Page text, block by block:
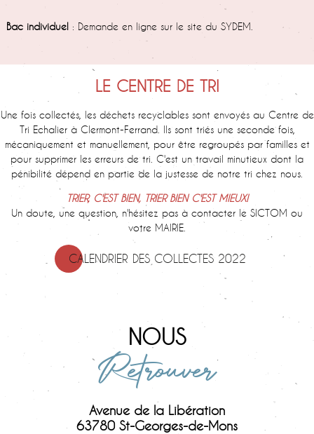
Bac individuel : Demande en ligne sur le site du SYDEM.
LE CENTRE DE TRI
Une fois collectés, les déchets recyclables sont envoyés au Centre de
Tri Echalier à Clermont-Ferrand. Ils sont triés une seconde fois,
mécaniquement et manuellement, pour être regroupés par familles et
pour supprimer les erreurs de tri. C'est un travail minutieux dont la
pénibilité dépend en partie de la justesse de notre tri chez nous.
TRIER, C'EST BIEN, TRIER BIEN C'EST MIEUX!
Un doute, une question, n'hésitez pas à contacter le SICTOM ou
votre MAIRIE.
CALENDRIER DES COLLECTES 2022
NOUS
Retrouver
Avenue de la Libération
63780 St-Georges-de-Mons